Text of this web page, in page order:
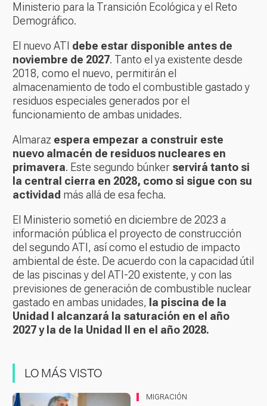
Ministerio para la Transición Ecológica y el Reto
Demográfico.
El nuevo ATI debe estar disponible antes de
noviembre de 2027. Tanto el ya existente desde
2018, como el nuevo, permitirán el
almacenamiento de todo el combustible gastado y
residuos especiales generados por el
funcionamiento de ambas unidades.
Almaraz espera empezar a construir este
nuevo almacén de residuos nucleares en
primavera. Este segundo búnker servirá tanto si
la central cierra en 2028, como si sigue con su
actividad más allá de esa fecha.
El Ministerio sometió en diciembre de 2023 a
información pública el proyecto de construcción
del segundo ATI, así como el estudio de impacto
ambiental de éste. De acuerdo con la capacidad útil
de las piscinas y del ATI-20 existente, y con las
previsiones de generación de combustible nuclear
gastado en ambas unidades, la piscina de la
Unidad I alcanzará la saturación en el año
2027 y la de la Unidad II en el año 2028.
LO MÁS VISTO
MIGRACIÓN